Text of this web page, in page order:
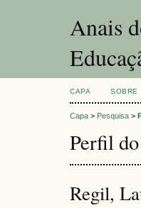
Anais
CAPA SOBRE
Capa > Pesquisa >
Perfil
Regil,